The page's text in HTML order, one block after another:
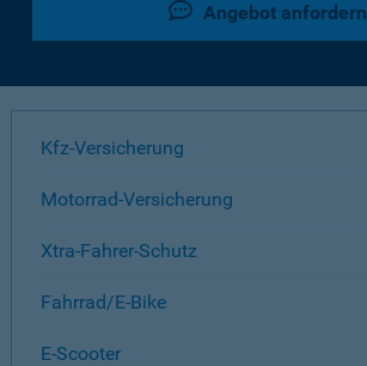
Angebot anfordern
Kfz-Versicherung
Motorrad-Versicherung
Xtra-Fahrer-Schutz
Fahrrad/E-Bike
E-Scooter